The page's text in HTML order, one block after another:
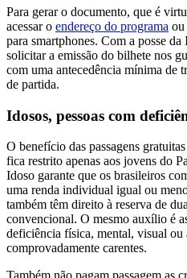
Para gerar o documento, que é
acessar o endereço do programa ou
para smartphones. Com a posse
solicitar a emissão do bilhete nos
com uma antecedência mínima de
de partida.
Idosos, pessoas com
O benefício das passagens
fica restrito apenas aos jovens do
Idoso garante que os brasileiros
uma renda individual igual ou
também têm direito à reserva de
convencional. O mesmo auxílio é
deficiência física, mental, visual ou
comprovadamente carentes.